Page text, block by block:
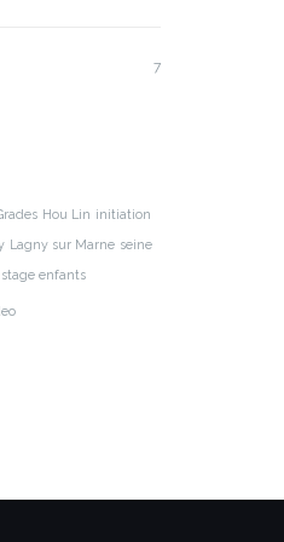
7
Hou Lin initiation
Lagny sur Marne seine
stage enfants